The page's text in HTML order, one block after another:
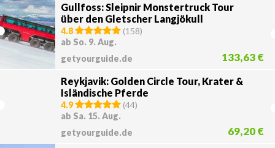
Gullfoss: Sleipnir Monstertruck Tour
über den Gletscher Langjökull
4.8 (158)
ab So. 9. Aug.
getyourguide.de
133,63 €
Reykjavik: Golden Circle Tour, Krater &
Isländische Pferde
4.9 (44)
ab Sa. 15. Aug.
getyourguide.de
69,20 €